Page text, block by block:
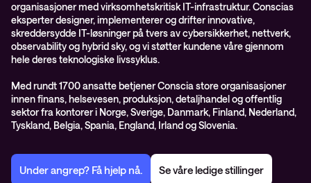
organisasjoner med virksomhetskritisk IT-infrastruktur. Conscias
eksperter designer, implementerer og drifter innovative,
skreddersydde IT-løsninger på tvers av cybersikkerhet, nettverk,
observability og hybrid sky, og vi støtter kundene våre gjennom
hele deres teknologiske livssyklus.
Med rundt 1700 ansatte betjener Conscia store organisasjoner
innen finans, helsevesen, produksjon, detaljhandel og offentlig
sektor fra kontorer i Norge, Sverige, Danmark, Finland, Nederland,
Tyskland, Belgia, Spania, England, Irland og Slovenia.
Under angrep? Få hjelp nå. Se våre ledige stillinger